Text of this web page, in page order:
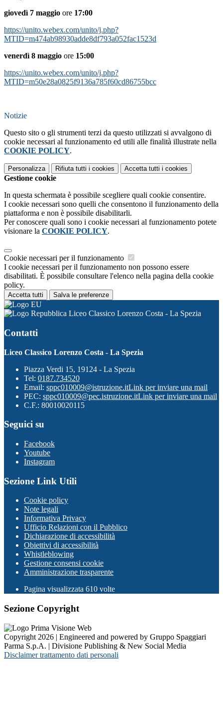
giovedì 7 maggio ore 17:00
https://unito.webex.com/unito/j.php?
MTID=m474ab98930adde8df793a052fac1523d
venerdì 8 maggio ore 15:00
https://unito.webex.com/unito/j.php?
MTID=m50e28a0825f9136a785f60cd86755bcc
Notizie
Questo sito o gli strumenti terzi da questo utilizzati si avvalgono di
cookie necessari al funzionamento ed utili alle finalità illustrate nella
COOKIE POLICY.
Personalizza Rifiuta tutti i cookies Accetta tutti i cookies
Gestione cookie
In questa schermata è possibile scegliere quali cookie consentire.
I cookie necessari sono quelli che consentono il funzionamento della
piattaforma e non è possibile disabilitarli.
Per conoscere quali sono i cookie necessari al funzionamento potete
visionare la COOKIE POLICY.
Cookie necessari per il funzionamento
I cookie necessari per il funzionamento non possono essere
disabilitati. È possibile consultare l'elenco nella pagina della cookie
policy.
Accetta tutti Salva le preferenze
Liceo Classico Lorenzo Costa - La Spezia
Contatti
Liceo Classico Lorenzo Costa - La Spezia
Piazza Verdi 15, 19124 - La Spezia
Tel: 0187.734520
Email: sppc010009@istruzione.itLink per inviare una mail
PEC: sppc010009@pec.istruzione.itLink per inviare una mail
C.F.: 80010020115
Seguici su
Facebook
Youtube
Instagram
Sezione Link Utili
Cookie policy
Note legali
Informativa Privacy
Ufficio Relazioni con il Pubblico
Dichiarazione di accessibilità
Obiettivi di accessibilità
Whistleblowing
Gestione consensi cookie
Amministrazione trasparente
Pagina visualizzata 610 volte
Sezione Copyright
Copyright 2026 | Engineered and powered by Gruppo Spaggiari
Parma S.p.A. | Divisione Publishing & New Social Media
Disclaimer trattamento dati personali